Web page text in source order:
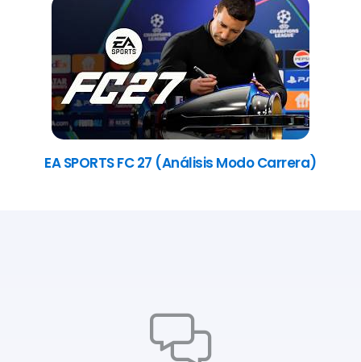
EA SPORTS FC 27 (Análisis Modo Carrera)